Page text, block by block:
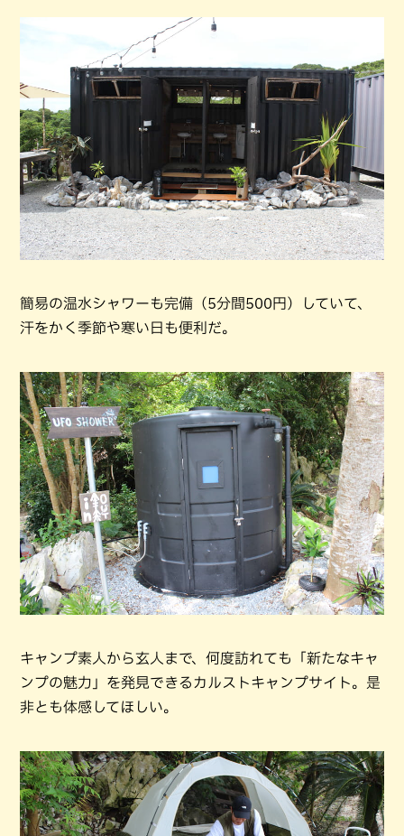
簡易の温水シャワーも完備（5分間500円）していて、
汗をかく季節や寒い日も便利だ。
キャンプ素人から玄人まで、何度訪れても「新たなキャ
ンプの魅力」を発見できるカルストキャンプサイト。是
非とも体感してほしい。